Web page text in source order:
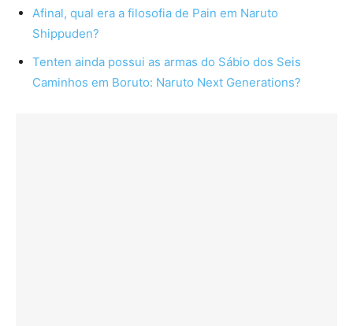
Afinal, qual era a filosofia de Pain em Naruto
Shippuden?
Tenten ainda possui as armas do Sábio dos Seis
Caminhos em Boruto: Naruto Next Generations?